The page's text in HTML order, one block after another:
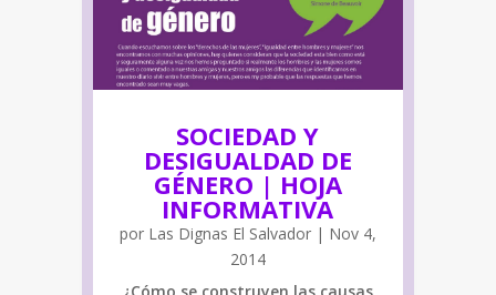
SOCIEDAD Y
DESIGUALDAD DE
GÉNERO | HOJA
INFORMATIVA
por Las Dignas El Salvador| Nov 4,
2014